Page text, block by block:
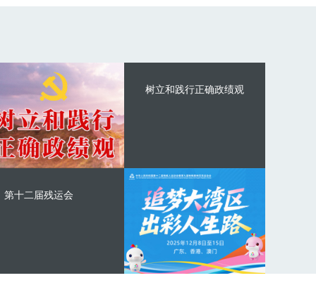
树立和践行正确政绩观
第十二届残运会